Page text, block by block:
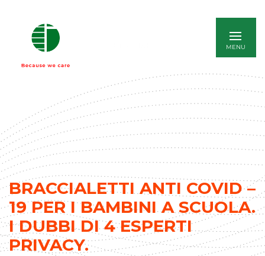
BRACCIALETTI ANTI COVID –
19 PER I BAMBINI A SCUOLA.
I DUBBI DI 4 ESPERTI
PRIVACY.